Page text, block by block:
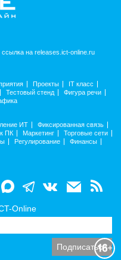
на releases.ict-online.ru
Проекты
IT класс
Тестовый стенд
Фигура речи
ИТ
Фиксированная связь
ПК Маркетинг
Торговые сети
Регулирование
Финансы
Online